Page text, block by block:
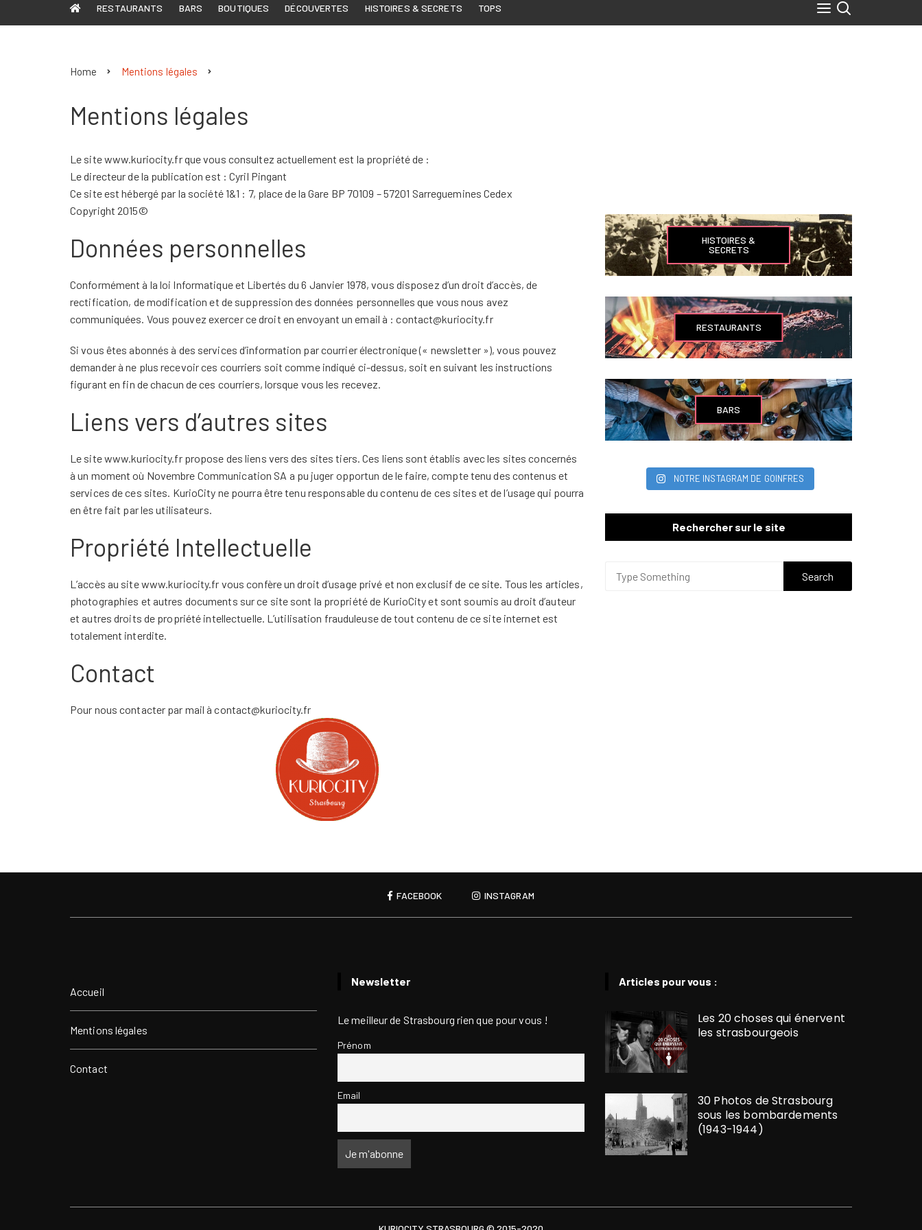
RESTAURANTS BARS BOUTIQUES DÉCOUVERTES HISTOIRES & SECRETS TOPS
Home Mentions légales
Mentions légales
Le site www.kuriocity.fr que vous consultez actuellement est la propriété de :
Le directeur de la publication est : Cyril Pingant
Ce site est hébergé par la société 1&1 : 7, place de la Gare BP 70109 – 57201 Sarreguemines Cedex
Copyright 2015©
Données personnelles
Conformément à la loi Informatique et Libertés du 6 Janvier 1978, vous disposez d’un droit d’accès, de
rectification, de modification et de suppression des données personnelles que vous nous avez
communiquées. Vous pouvez exercer ce droit en envoyant un email à : contact@kuriocity.fr
Si vous êtes abonnés à des services d’information par courrier électronique (« newsletter »), vous pouvez
demander à ne plus recevoir ces courriers soit comme indiqué ci-dessus, soit en suivant les instructions
figurant en fin de chacun de ces courriers, lorsque vous les recevez.
Liens vers d’autres sites
Le site www.kuriocity.fr propose des liens vers des sites tiers. Ces liens sont établis avec les sites concernés
à un moment où Novembre Communication SA a pu juger opportun de le faire, compte tenu des contenus et
services de ces sites. KurioCity ne pourra être tenu responsable du contenu de ces sites et de l’usage qui pourra
en être fait par les utilisateurs.
Propriété Intellectuelle
L’accès au site www.kuriocity.fr vous confère un droit d’usage privé et non exclusif de ce site. Tous les articles,
photographies et autres documents sur ce site sont la propriété de KurioCity et sont soumis au droit d’auteur
et autres droits de propriété intellectuelle. L’utilisation frauduleuse de tout contenu de ce site internet est
totalement interdite.
Contact
Pour nous contacter par mail à contact@kuriocity.fr
HISTOIRES &
SECRETS
RESTAURANTS
BARS
NOTRE INSTAGRAM DE GOINFRES
Rechercher sur le site
FACEBOOK INSTAGRAM
Accueil
Mentions légales
Contact
Newsletter
Le meilleur de Strasbourg rien que pour vous !
Prénom
Email
Articles pour vous :
Les 20 choses qui énervent
les strasbourgeois
30 Photos de Strasbourg
sous les bombardements
(1943-1944)